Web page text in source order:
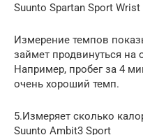
Suunto Spartan Sport Wrist
Измерение темпов
займет продвинуться
Например, пробег за 4
очень хороший темп.
5.Измеряет сколько
Suunto Ambit3 Sport